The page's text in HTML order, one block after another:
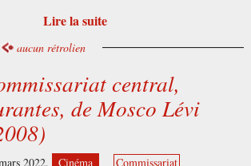
Lire la suite
aucun rétrolien
central,
de Mosco Lévi
2022. Cinéma Commissariat